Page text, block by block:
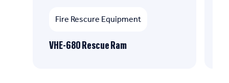
Fire Rescure Equipment
VHE-680 Rescue Ram